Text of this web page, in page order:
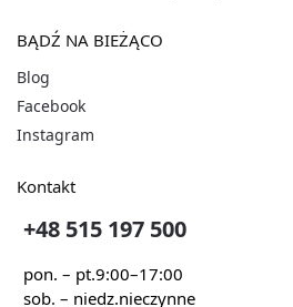
BĄDŹ NA BIEŻĄCO
Blog
Facebook
Instagram
Kontakt
+48 515 197 500
pon. – pt.9:00–17:00
sob. – niedz.nieczynne